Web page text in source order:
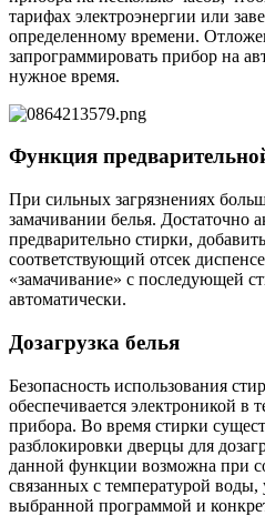
тарифах электроэнергии или
определенному времени.
запрограммировать прибор на
нужное время.
Функция
При сильных загрязнениях
замачивании белья. Достаточно
предварительно стирки,
соответствующий отсек
«замачивание» с последующей
автоматически.
Дозагрузка белья
Безопасность использования
обеспечивается электроникой в
прибора. Во время стирки
разблокировки дверцы для
данной функции возможна при
связанных с температурой
выбранной программой и